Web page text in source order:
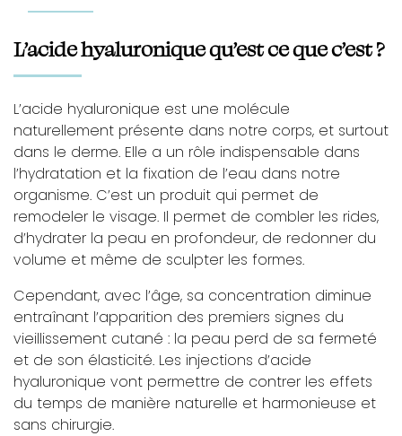
L’acide hyaluronique qu’est ce que c’est ?
L’acide hyaluronique est une molécule
naturellement présente dans notre corps, et surtout
dans le derme. Elle a un rôle indispensable dans
l’hydratation et la fixation de l’eau dans notre
organisme. C’est un produit qui permet de
remodeler le visage. Il permet de combler les rides,
d’hydrater la peau en profondeur, de redonner du
volume et même de sculpter les formes.
Cependant, avec l’âge, sa concentration diminue
entraînant l’apparition des premiers signes du
vieillissement cutané : la peau perd de sa fermeté
et de son élasticité. Les injections d’acide
hyaluronique vont permettre de contrer les effets
du temps de manière naturelle et harmonieuse et
sans chirurgie.